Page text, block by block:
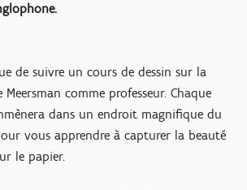
de suivre un cours de dessin sur la
comme professeur. Chaque
dans un endroit magnifique du
vous apprendre à capturer la beauté
le papier.